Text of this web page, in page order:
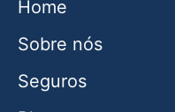
Home
Sobre nós
Seguros